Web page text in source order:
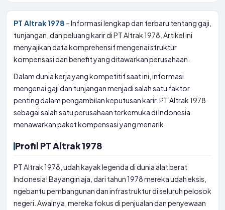
PT Altrak 1978 – Informasi lengkap dan terbaru tentang gaji,
tunjangan, dan peluang karir di PT Altrak 1978. Artikel ini
menyajikan data komprehensif mengenai struktur
kompensasi dan benefit yang ditawarkan perusahaan.
Dalam dunia kerja yang kompetitif saat ini, informasi
mengenai gaji dan tunjangan menjadi salah satu faktor
penting dalam pengambilan keputusan karir. PT Altrak 1978
sebagai salah satu perusahaan terkemuka di Indonesia
menawarkan paket kompensasi yang menarik.
Profil PT Altrak 1978
PT Altrak 1978, udah kayak legenda di dunia alat berat
Indonesia! Bayangin aja, dari tahun 1978 mereka udah eksis,
ngebantu pembangunan dan infrastruktur di seluruh pelosok
negeri. Awalnya, mereka fokus di penjualan dan penyewaan